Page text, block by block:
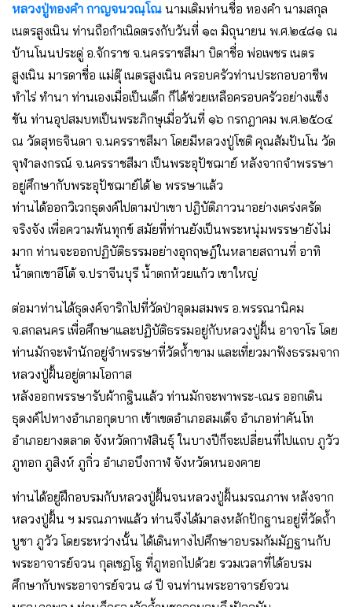
หลวงปู่ทองคำ กาญจนวณฺโณ นามเดิมท่านชื่อ ทองคำ นามสกุล
เนตรสูงเนิน ท่านถือกำเนิดตรงกับวันที่ ๑๓ มิถุนายน พ.ศ.๒๔๘๑ ณ
บ้านโนนประดู่ อ.จักราช จ.นครราชสีมา บิดาชื่อ พ่อเพชร เนตร
สูงเนิน มารดาชื่อ แม่ตุ๊ เนตรสูงเนิน ครอบครัวท่านประกอบอาชีพ
ทำไร่ ทำนา ท่านเองเมื่อเป็นเด็ก ก็ได้ช่วยเหลือครอบครัวอย่างแข็ง
ขัน ท่านอุปสมบทเป็นพระภิกษุเมื่อวันที่ ๑๖ กรกฎาคม พ.ศ.๒๕๐๔
ณ วัดสุทธจินดา จ.นครราชสีมา โดยมีหลวงปู่โชติ คุณสัมปันโน วัด
จุฬาลงกรณ์ จ.นครราชสีมา เป็นพระอุปัชฌาย์ หลังจากจำพรรษา
อยู่ศึกษากับพระอุปัชฌาย์ได้ ๒ พรรษาแล้ว
ท่านได้ออกวิเวกธุดงค์ไปตามป่าเขา ปฎิบัติภาวนาอย่างเคร่งครัด
จริงจัง เพื่อความพ้นทุกข์ สมัยที่ท่านยังเป็นพระหนุ่มพรรษายังไม่
มาก ท่านจะออกปฏิบัติธรรมอย่างอุกฤษฎ์ในหลายสถานที่ อาทิ
น้ำตกเขาอีโต้ จ.ปราจีนบุรี น้ำตกห้วยแก้ว เขาใหญ่
ต่อมาท่านได้ธุดงค์จาริกไปที่วัดป่าอุดมสมพร อ.พรรณานิคม
จ.สกลนคร เพื่อศึกษาและปฏิบัติธรรมอยู่กับหลวงปู่ฝั้น อาจาโร โดย
ท่านมักจะพำนักอยู่จำพรรษาที่วัดถ้ำขาม และเที่ยวมาฟังธรรมจาก
หลวงปู่ฝั้นอยู่ตามโอกาส
หลังออกพรรษารับผ้ากฐินแล้ว ท่านมักจะพาพระ-เณร ออกเดิน
ธุดงค์ไปทางอำเภอกุดบาก เข้าเขตอำเภอสมเด็จ อำเภอท่าคันโท
อำเภอยางตลาด จังหวัดกาฬสินธุ์ ในบางปีก็จะเปลี่ยนที่ไปแถบ ภูวัว
ภูทอก ภูสิงห์ ภูกิ่ว อำเภอบึงกาฬ จังหวัดหนองคาย
ท่านได้อยู่ฝึกอบรมกับหลวงปู่ฝั้นจนหลวงปู่ฝั้นมรณภาพ หลังจาก
หลวงปู่ฝั้น ฯ มรณภาพแล้ว ท่านจึงได้มาลงหลักปักฐานอยู่ที่วัดถ้ำ
บูชา ภูวัว โดยระหว่างนั้น ได้เดินทางไปศึกษาอบรมกัมมัฏฐานกับ
พระอาจารย์จวน กุลเชฏโฐ ที่ภูทอกไปด้วย รวมเวลาที่ได้อบรม
ศึกษากับพระอาจารย์จวน ๘ ปี จนท่านพระอาจารย์จวน